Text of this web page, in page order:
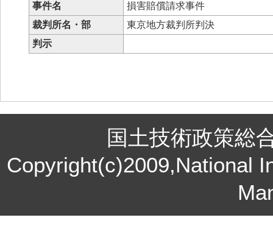
事件名
損害賠償請求事件
裁判所名・部
東京地方裁判所判決
判示
国土技術政策
Copyright(c)2009,National